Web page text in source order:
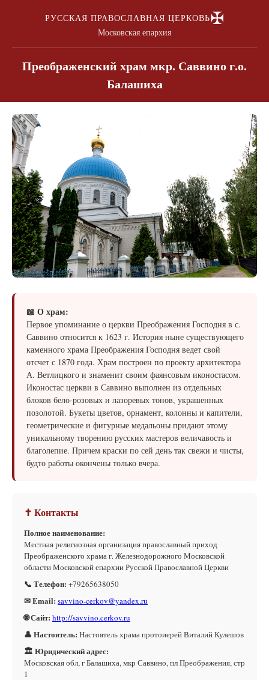
РУССКАЯ ПРАВОСЛАВНАЯ ЦЕРКОВЬ✠
Московская епархия
Преображенский храм мкр. Саввино г.о.
Балашиха
📖 О храм:
Первое упоминание о церкви Преображения Господня в с.
Саввино относится к 1623 г. История ныне существующего
каменного храма Преображения Господня ведет свой
отсчет с 1870 года. Храм построен по проекту архитектора
А. Ветлицкого и знаменит своим фаянсовым иконостасом.
Иконостас церкви в Саввино выполнен из отдельных
блоков бело-розовых и лазоревых тонов, украшенных
позолотой. Букеты цветов, орнамент, колонны и капители,
геометрические и фигурные медальоны придают этому
уникальному творению русских мастеров величавость и
благолепие. Причем краски по сей день так свежи и чисты,
будто работы окончены только вчера.
✝ Контакты
Полное наименование:
Местная религиозная организация православный приход
Преображенского храма г. Железнодорожного Московской
области Московской епархии Русской Православной Церкви
📞 Телефон: +79265638050
✉ Email: savvino-cerkov@yandex.ru
🌐 Сайт: http://savvino.cerkov.ru
👤 Настоятель: Настоятель храма протоиерей Виталий Кулешов
🏛 Юридический адрес:
Московская обл, г Балашиха, мкр Саввино, пл Преображения, стр
1